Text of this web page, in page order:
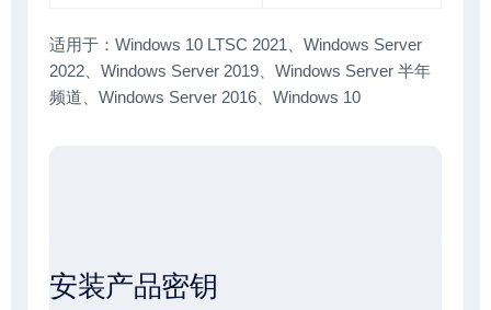
适用于：Windows 10 LTSC 2021、Windows Server
2022、Windows Server 2019、Windows Server 半年
频道、Windows Server 2016、Windows 10
安装产品密钥